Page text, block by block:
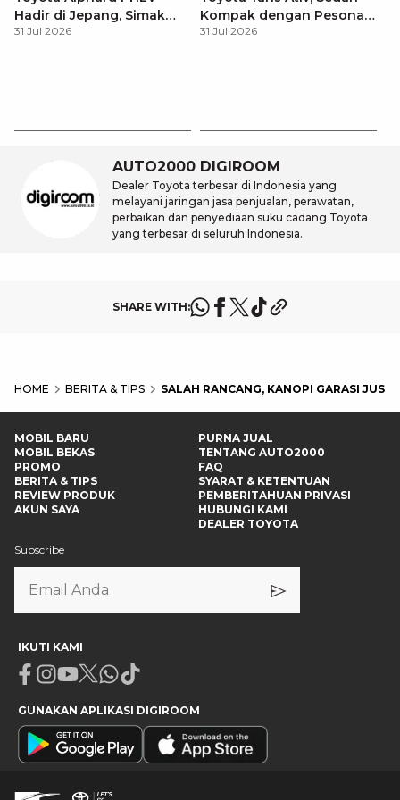
Hadir di Jepang, Simak
Pembaruan dan Fitur
31 Jul 2026
Kompak dengan Pesona
Modern
31 Jul 2026
AUTO2000 DIGIROOM
Dealer Toyota terbesar di Indonesia yang
melayani jaringan jasa penjualan, perawatan,
perbaikan dan penyediaan suku cadang Toyota
yang terbesar di seluruh Indonesia.
SHARE WITH:
HOME BERITA & TIPS SALAH RANCANG, KANOPI GARASI
MOBIL BARU
MOBIL BEKAS
PROMO
BERITA & TIPS
REVIEW PRODUK
AKUN SAYA
PURNA JUAL
TENTANG AUTO2000
FAQ
SYARAT & KETENTUAN
PEMBERITAHUAN PRIVASI
HUBUNGI KAMI
DEALER TOYOTA
Subscribe
IKUTI KAMI
Facebook
Instagram
Youtube
X Whatsapp
Tiktok
GUNAKAN APLIKASI DIGIROOM